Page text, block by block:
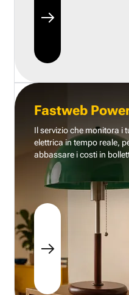
Fastweb
Il servizio che monitora i
elettrica in tempo reale,
abbassare i costi in